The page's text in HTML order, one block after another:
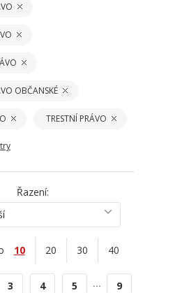
OBČANSKÉ
TRESTNÍ PRÁVO
Řazení:
10 20 30 40
3 4 5 ... 9